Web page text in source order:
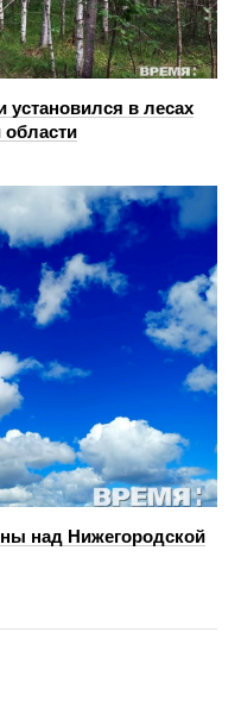
установился в лесах
области
над Нижегородской